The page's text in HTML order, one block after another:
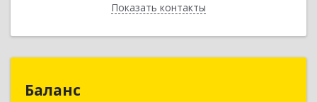
Показать контакты
Назад
Баланс